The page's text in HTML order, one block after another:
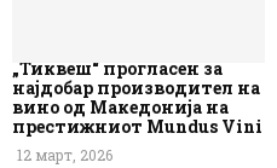
„Тиквеш“ прогласен за
најдобар производител на
вино од Македонија на
престижниот Mundus Vini
12 март, 2026